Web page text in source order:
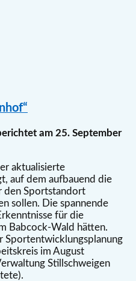
am 25. September
aktualisierte
auf dem aufbauend die
den Sportstandort
sollen. Die spannende
für die
Babcock-Wald hätten.
Sportentwicklungsplanung
im August
Stillschweigen